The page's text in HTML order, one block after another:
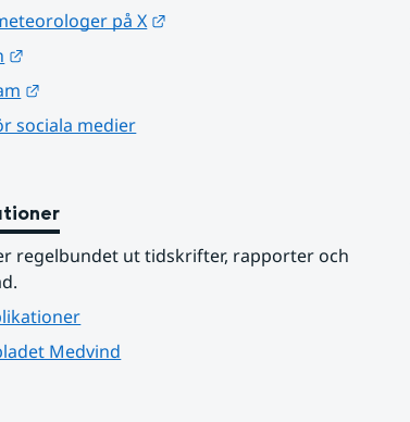
på X
sociala medier
regelbundet ut tidskrifter, rapporter och
Medvind